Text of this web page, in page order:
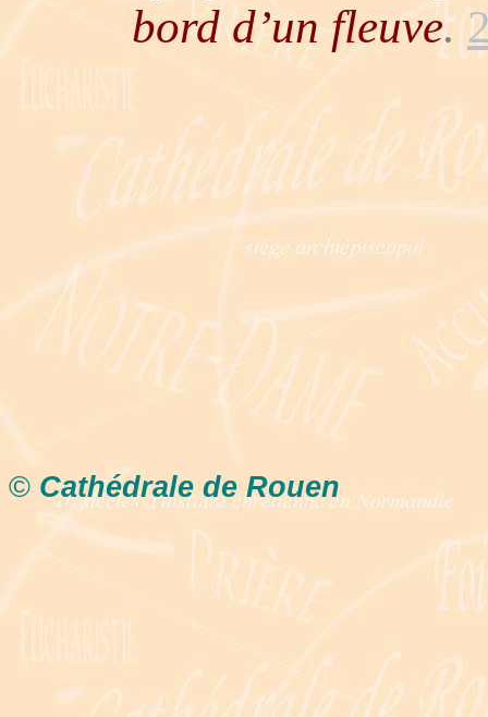
bord d’un fleuve.
© Cathédrale de Rouen